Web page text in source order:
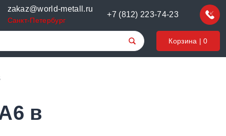
zakaz@world-metall.ru
Санкт-Петербург
+7 (812) 223-74-23
Корзина |0
в